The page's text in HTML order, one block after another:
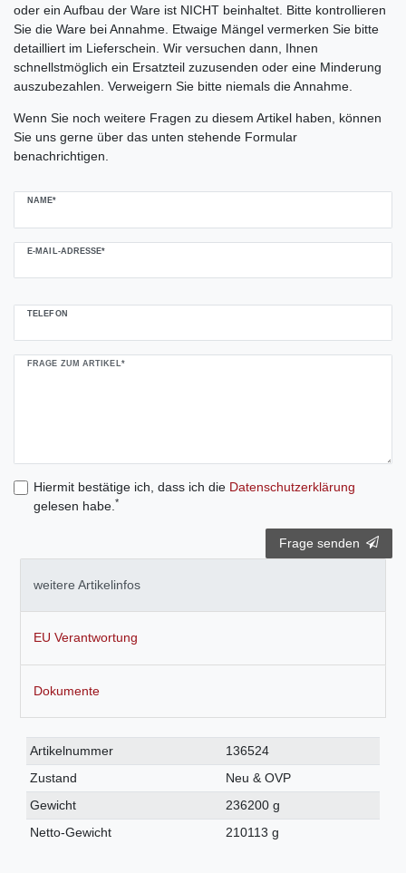
oder ein Aufbau der Ware ist NICHT beinhaltet. Bitte kontrollieren
Sie die Ware bei Annahme. Etwaige Mängel vermerken Sie bitte
detailliert im Lieferschein. Wir versuchen dann, Ihnen
schnellstmöglich ein Ersatzteil zuzusenden oder eine Minderung
auszubezahlen. Verweigern Sie bitte niemals die Annahme.
Wenn Sie noch weitere Fragen zu diesem Artikel haben, können
Sie uns gerne über das unten stehende Formular
benachrichtigen.
NAME*
E-MAIL-ADRESSE*
TELEFON
FRAGE ZUM ARTIKEL*
Hiermit bestätige ich, dass ich die Daten­schutz­erklärung
gelesen habe. *
Frage senden
weitere Artikelinfos
EU Verantwortung
Dokumente
Technisches
Merkmal
Wert
Artikelnummer
136524
Zustand
Neu & OVP
Gewicht
236200 g
Netto-Gewicht
210113 g